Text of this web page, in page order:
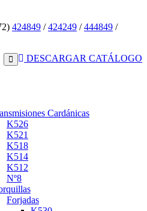
424849 /424249 /444849 /
DESCARGAR CATÁLOGO
Cardánicas
K526
K521
K518
K514
K512
Nº8
Forjadas